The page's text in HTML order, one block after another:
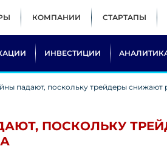
КОМПАНИИ СТАРТАПЫ
ИНВЕСТИЦИИ
падают, поскольку трейдеры
ПОСКОЛЬКУ